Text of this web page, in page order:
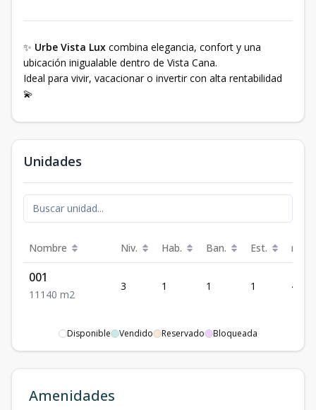
✨ Urbe Vista Lux combina elegancia, confort y una
ubicación inigualable dentro de Vista Cana.
Ideal para vivir, vacacionar o invertir con alta rentabilidad
💫
Unidades
Nombre Niv. Hab. Ban. Est. m²
001
1 1 1 40 m2
3 1 1 1 40
Disponible Vendido Reservado Bloqueada
Amenidades